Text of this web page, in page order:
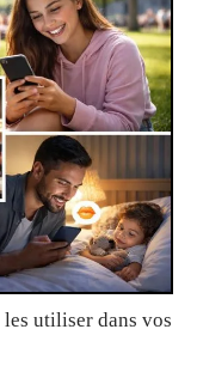
utiliser dans vos